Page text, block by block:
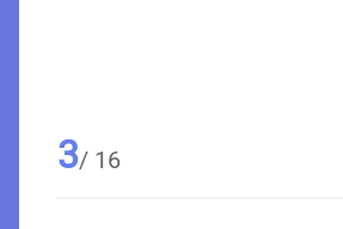
3/ 16